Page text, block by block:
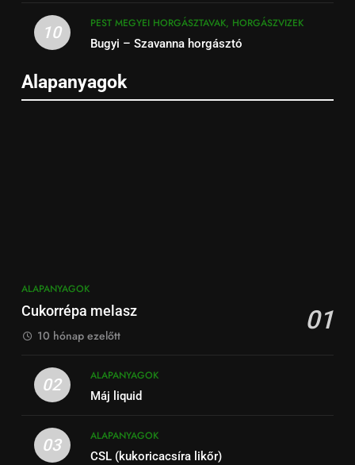
10
PEST MEGYEI HORGÁSZTAVAK, HORGÁSZVIZEK
Bugyi – Szavanna horgásztó
Alapanyagok
ALAPANYAGOK
Cukorrépa melasz 01
10 hónap ezelőtt
02
ALAPANYAGOK
Máj liquid
03
ALAPANYAGOK
CSL (kukoricacsíra likőr)